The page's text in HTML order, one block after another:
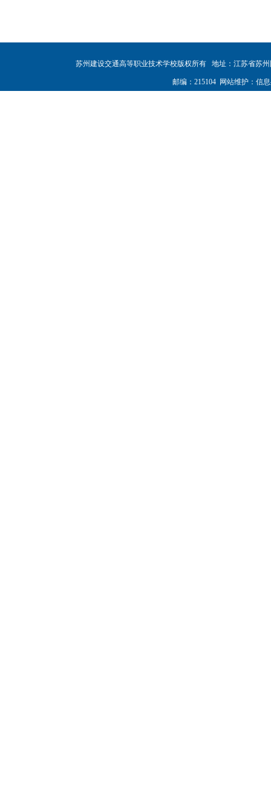
苏州建设交通高等职业技术学校版权所有 地址：江苏省苏
邮编：215104 网站维护：信